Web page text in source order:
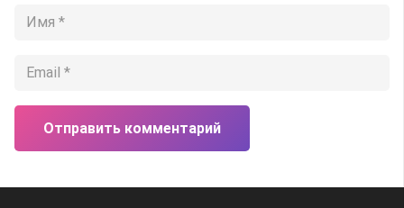
Отправить комментарий